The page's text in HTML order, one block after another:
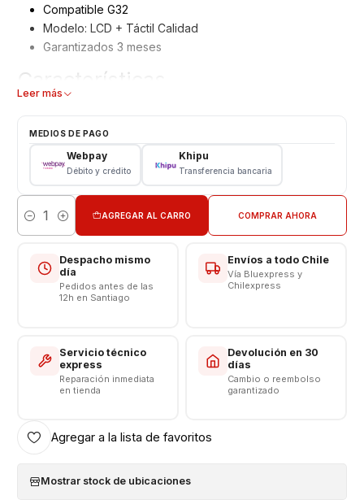
Compatible G32
Modelo: LCD + Táctil Calidad
Garantizados 3 meses
Características
VALOR INCLUYE INSTALACION EN TIENDA
Respaldo VENTAS ELECTRONICAS
Leer más
MEDIOS DE PAGO
Webpay
Débito y crédito
Khipu
Transferencia bancaria
Cantidad
AGREGAR AL CARRO COMPRAR AHORA
Despacho mismo
día
Pedidos antes de las
12h en Santiago
Envíos a todo Chile
Vía Bluexpress y
Chilexpress
Servicio técnico
express
Reparación inmediata
en tienda
Devolución en 30
días
Cambio o reembolso
garantizado
Agregar a la lista de favoritos
Mostrar stock de ubicaciones